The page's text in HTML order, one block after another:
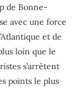
de Bonne-
avec une force
et de
loin que le
s’arrêtent
points le plus